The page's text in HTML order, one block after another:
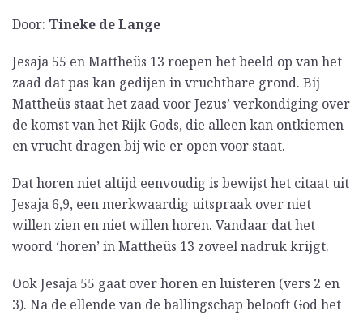
Door: Tineke de Lange
Jesaja 55 en Mattheüs 13 roepen het beeld op van het
zaad dat pas kan gedijen in vruchtbare grond. Bij
Mattheüs staat het zaad voor Jezus’ verkondiging over
de komst van het Rijk Gods, die alleen kan ontkiemen
en vrucht dragen bij wie er open voor staat.
Dat horen niet altijd eenvoudig is bewijst het citaat uit
Jesaja 6,9, een merkwaardig uitspraak over niet
willen zien en niet willen horen. Vandaar dat het
woord ‘horen’ in Mattheüs 13 zoveel nadruk krijgt.
Ook Jesaja 55 gaat over horen en luisteren (vers 2 en
3). Na de ellende van de ballingschap belooft God het